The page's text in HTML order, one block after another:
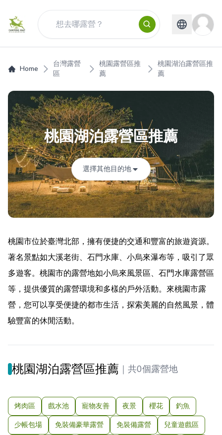
Home
台灣露營
區
桃園露營區推
薦
桃園湖泊露營區推
薦
桃園湖泊露營區推薦
選擇其他目的地
桃園市位於臺灣北部，擁有便捷的交通和豐富的旅遊資源。
著名景點如大溪老街、石門水庫、小烏來瀑布等，吸引了眾
多遊客。桃園市的露營地如小烏來風景區、石門水庫露營區
等，提供優質的露營環境和多樣的戶外活動。來桃園市露
營，您可以享受便捷的都市生活，探索美麗的自然風景，體
驗豐富的休閒活動。
桃園湖泊露營區推薦 ｜ 共0個露營地
烤肉區 戲水池 寵物友善 夜景 櫻花
釣魚
少帳包場
免裝備豪華露營 免裝備露營
兒童遊戲區